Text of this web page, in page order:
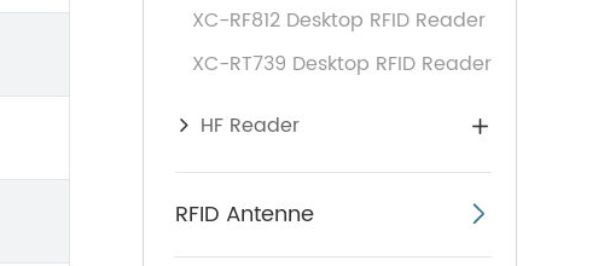
XC-RF812 Desktop RFID Reader
XC-RT739 Desktop RFID Reader
HF Reader

RFID Antenne 